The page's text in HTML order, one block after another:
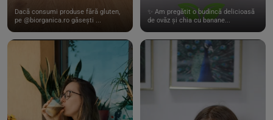
Dacă consumi produse fără gluten,
pe @biorganica.ro găsești ...
✨ Am pregătit o budincă delicioasă
de ovăz și chia cu banane...